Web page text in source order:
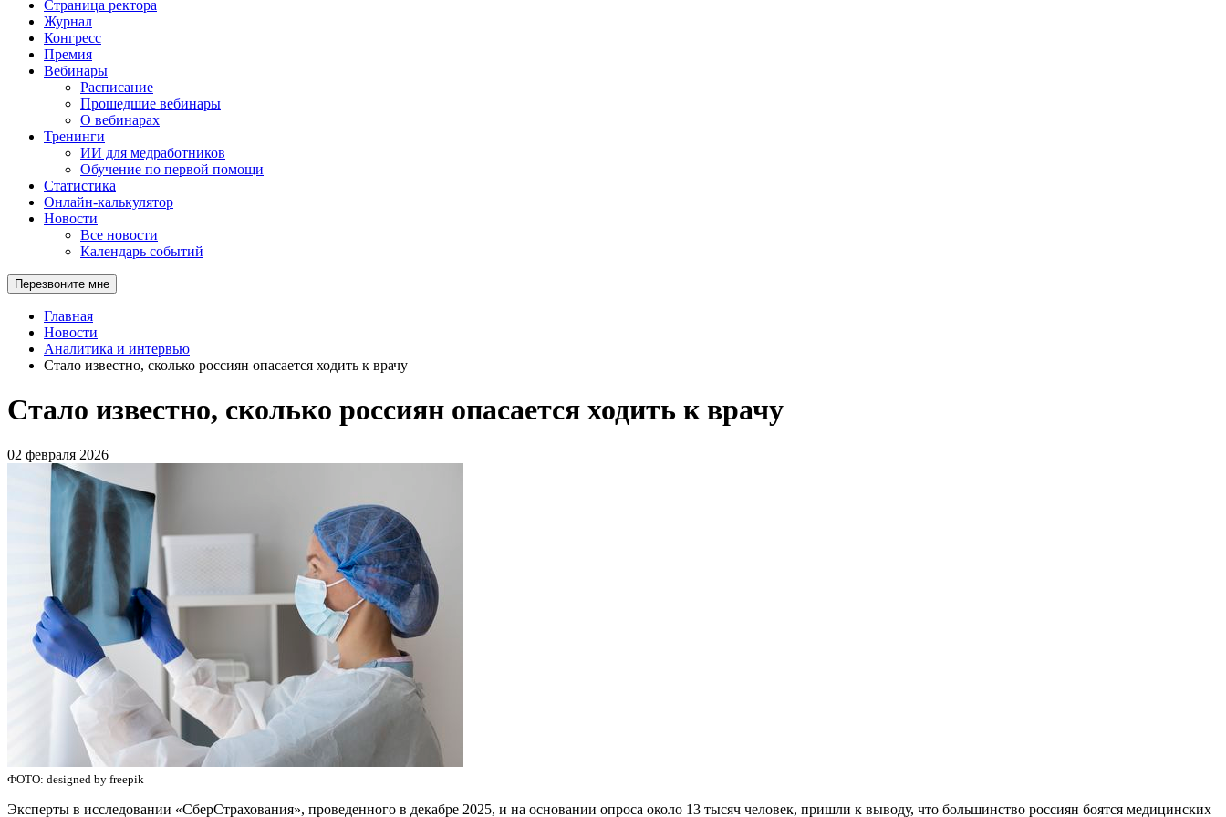
Страница ректора
Журнал
Конгресс
Премия
Вебинары
Расписание
Прошедшие вебинары
О вебинарах
Тренинги
ИИ для медработников
Обучение по первой помощи
Статистика
Онлайн-калькулятор
Новости
Все новости
Календарь событий
Перезвоните мне
Главная
Новости
Аналитика и интервью
Стало известно, сколько россиян опасается ходить к врачу
Стало известно, сколько россиян опасается ходить к врачу
02 февраля 2026
ФОТО: designed by freepik
Эксперты в исследовании «СберСтрахования», проведенного в декабре 2025, и на основании опроса около 13 тысяч человек, пришли к выводу, что большинство россиян боятся медицинских